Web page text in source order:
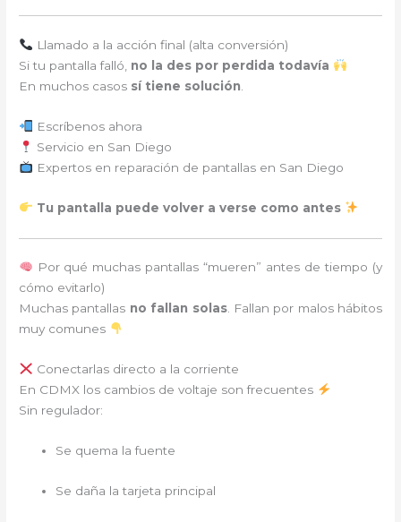
Llamado a la acción final (alta conversión)
Si tu pantalla falló, no la des por perdida todavía
En muchos casos sí tiene solución
Escríbenos ahora
Servicio en San Diego
Expertos en reparación de pantallas en San Diego
Tu pantalla puede volver a verse como antes
Por qué muchas pantallas “mueren” antes de tiempo (y
cómo evitarlo)
Muchas pantallas no fallan solas. Fallan por malos hábitos
muy comunes
Conectarlas directo a la corriente
En CDMX los cambios de voltaje son frecuentes
Sin regulador:
Se quema la fuente
Se daña la tarjeta principal